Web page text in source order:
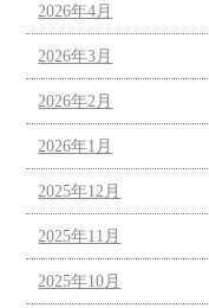
2026年4月
2026年3月
2026年2月
2026年1月
2025年12月
2025年11月
2025年10月